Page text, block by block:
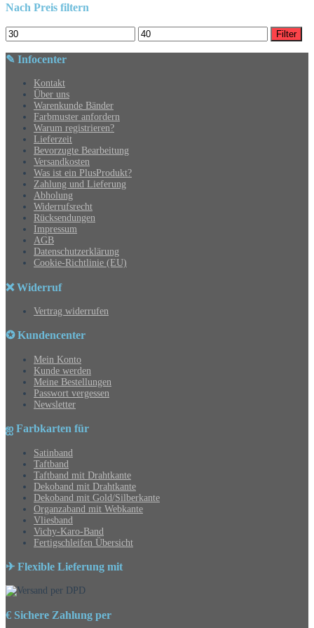
Nach Preis filtern
Min.
Preis
Max.
Preis
Filter
✎ Infocenter
Kontakt
Über uns
Warenkunde Bänder
Farbmuster anfordern
Warum registrieren?
Lieferzeit
Bevorzugte Bearbeitung
Versandkosten
Was ist ein PlusProdukt?
Zahlung und Lieferung
Abholung
Widerrufsrecht
Rücksendungen
Impressum
AGB
Datenschutzerklärung
Cookie-Richtlinie (EU)
❌ Widerruf
Vertrag widerrufen
✪ Kundencenter
Mein Konto
Kunde werden
Meine Bestellungen
Passwort vergessen
Newsletter
ஐ Farbkarten für
Satinband
Taftband
Taftband mit Drahtkante
Dekoband mit Drahtkante
Dekoband mit Gold/Silberkante
Organzaband mit Webkante
Vliesband
Vichy-Karo-Band
Fertigschleifen Übersicht
✈ Flexible Lieferung mit
€ Sichere Zahlung per